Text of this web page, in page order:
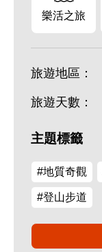
樂活之旅
旅遊地區：
旅遊天數：
主題標籤
#地質奇觀
#登山步道